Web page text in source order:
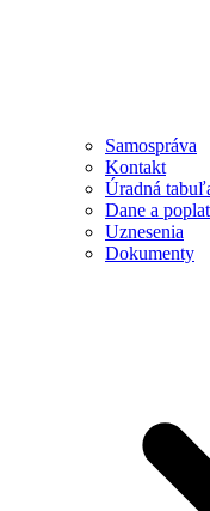
Samospráva
Kontakt
Úradná
Dane a
Uznesenia
Dokumenty